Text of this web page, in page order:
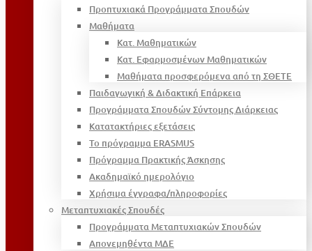
Προπτυχιακά Προγράμματα Σπουδών
Μαθήματα
Κατ. Μαθηματικών
Κατ. Εφαρμοσμένων Μαθηματικών
Μαθήματα προσφερόμενα από τη ΣΘΕΤΕ
Παιδαγωγική & Διδακτική Επάρκεια
Προγράμματα Σπουδών Σύντομης Διάρκειας
Κατατακτήριες εξετάσεις
Το πρόγραμμα ERASMUS
Πρόγραμμα Πρακτικής Άσκησης
Ακαδημαϊκό ημερολόγιο
Χρήσιμα έγγραφα/πληροφορίες
Μεταπτυχιακές Σπουδές
Προγράμματα Μεταπτυχιακών Σπουδών
Απονεμηθέντα ΜΔΕ